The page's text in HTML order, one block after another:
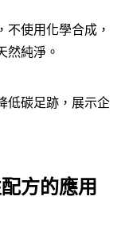
使用化學合成，
然純淨。
低碳足跡，展示企
方的應用